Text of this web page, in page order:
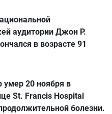
аудитории Джон Р.
в возрасте 91
умер 20 ноября в
St. Francis Hospital
болезни.